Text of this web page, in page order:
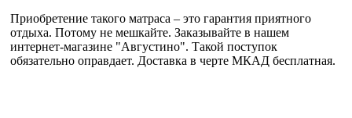
Приобретение такого матраса – это гарантия приятного
отдыха. Потому не мешкайте. Заказывайте в нашем
интернет-магазине "Августино". Такой поступок
обязательно оправдает. Доставка в черте МКАД бесплатная.